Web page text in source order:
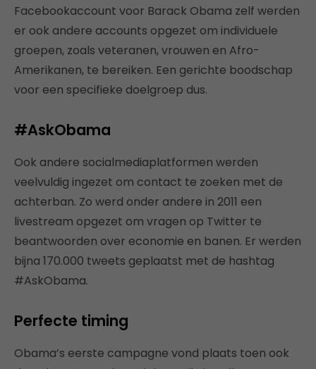
Facebookaccount voor Barack Obama zelf werden
er ook andere accounts opgezet om individuele
groepen, zoals veteranen, vrouwen en Afro-
Amerikanen, te bereiken. Een gerichte boodschap
voor een specifieke doelgroep dus.
#AskObama
Ook andere socialmediaplatformen werden
veelvuldig ingezet om contact te zoeken met de
achterban. Zo werd onder andere in 2011 een
livestream opgezet om vragen op Twitter te
beantwoorden over economie en banen. Er werden
bijna 170.000 tweets geplaatst met de hashtag
#AskObama.
Perfecte timing
Obama’s eerste campagne vond plaats toen ook